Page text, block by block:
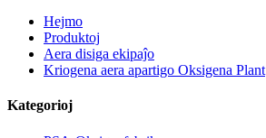
Hejmo
Produktoj
Aera disiga ekipaĵo
Kriogena aera apartigo Oksigena Plant
Kategorioj